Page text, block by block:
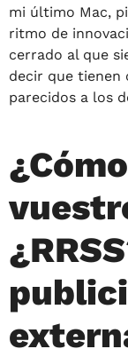
mi último Mac,
ritmo de
cerrado al que
decir que tienen
parecidos a los